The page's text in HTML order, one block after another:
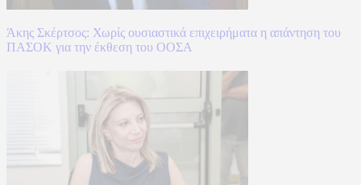
Άκης Σκέρτσος: Χωρίς ουσιαστικά επιχειρήματα η απάντηση του
ΠΑΣΟΚ για την έκθεση του ΟΟΣΑ